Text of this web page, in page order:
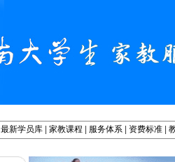
最新学员库 家教课程 服务体系 资费标准